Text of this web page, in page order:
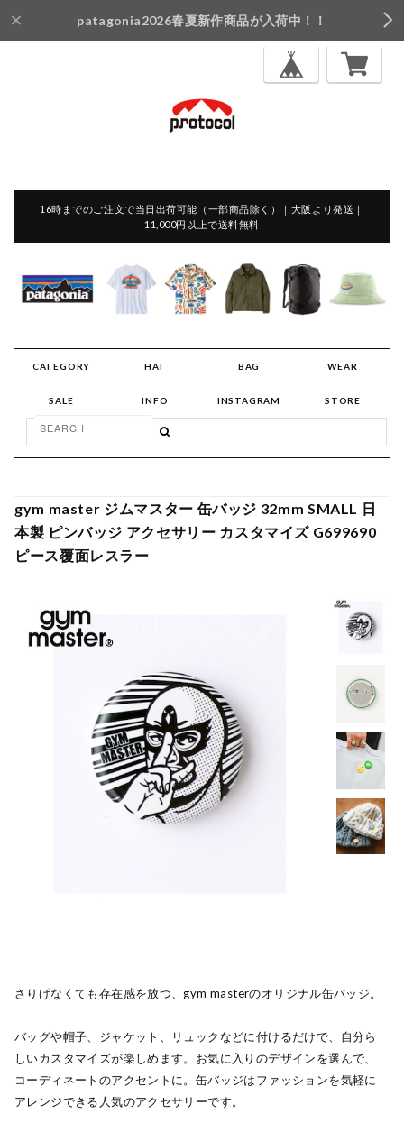
patagonia2026春夏新作商品が入荷中！！
16時までのご注文で当日出荷可能（一部商品除く）｜大阪より発送｜
11,000円以上で送料無料
CATEGORY HAT BAG WEAR
SALE INFO INSTAGRAM STORE
gym master ジムマスター 缶バッジ 32mm SMALL 日
本製 ピンバッジ アクセサリー カスタマイズ G699690
ピース覆面レスラー
さりげなくても存在感を放つ、gym masterのオリジナル缶バッジ。
バッグや帽子、ジャケット、リュックなどに付けるだけで、自分ら
しいカスタマイズが楽しめます。お気に入りのデザインを選んで、
コーディネートのアクセントに。缶バッジはファッションを気軽に
アレンジできる人気のアクセサリーです。